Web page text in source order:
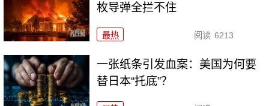
枚导弹全拦不住
最热 阅读 6213
一张纸条引发血案：美国为何要
替日本“托底”？